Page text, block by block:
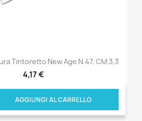
Tintoretto New Age N.47, CM.3,3
4,17 €
AGGIUNGI AL CARRELLO